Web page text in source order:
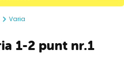
Varia
1-2 punt nr.1